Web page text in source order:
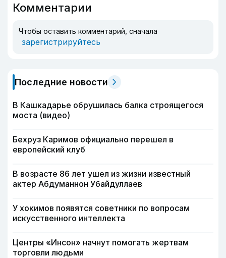
Комментарии
Чтобы оставить комментарий, сначала
зарегистрируйтесь
Последние новости
В Кашкадарье обрушилась балка строящегося
моста (видео)
Бехруз Каримов официально перешел в
европейский клуб
В возрасте 86 лет ушел из жизни известный
актер Абдуманнон Убайдуллаев
У хокимов появятся советники по вопросам
искусственного интеллекта
Центры «Инсон» начнут помогать жертвам
торговли людьми